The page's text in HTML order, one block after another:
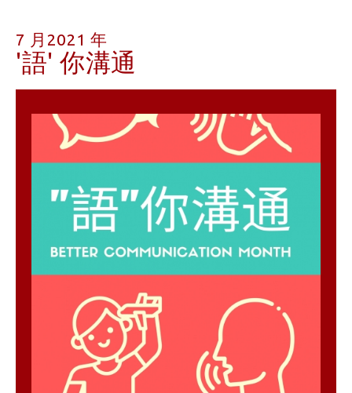
7 月2021 年
'語' 你溝通